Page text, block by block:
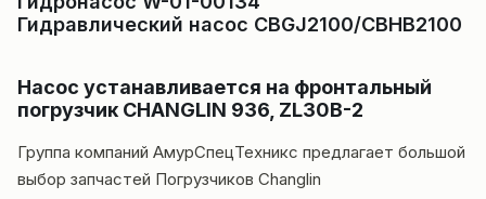
Гидравлический насос CBGJ2100/CBHB2100
Насос устанавливается на фронтальный
погрузчик CHANGLIN 936, ZL30B-2
Группа компаний АмурСпецТехникс предлагает большой
выбор запчастей Погрузчиков Changlin